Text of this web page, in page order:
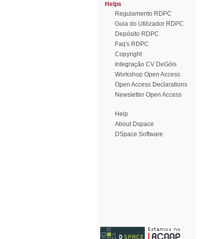
Helps
Regulamento RDPC
Guia do Utilizador RDPC
Depósito RDPC
Faq's RDPC
Copyright
Integração CV DeGóis
Workshop Open Access
Open Access Declarations
Newsletter Open Access
Help
About Dspace
DSpace Software